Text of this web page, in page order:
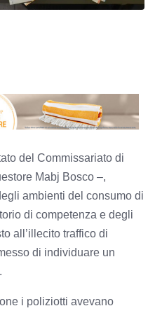
del Commissariato di
Mabj Bosco –,
ambienti del consumo di
di competenza e degli
all’illecito traffico di
di individuare un
i poliziotti avevano